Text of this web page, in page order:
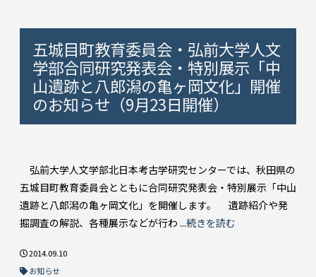
五城目町教育委員会・弘前大学人文
学部合同研究発表会・特別展示「中
山遺跡と八郎潟の亀ヶ岡文化」開催
のお知らせ（9月23日開催）
弘前大学人文学部北日本考古学研究センターでは、秋田県の
五城目町教育委員会とともに合同研究発表会・特別展示「中山
遺跡と八郎潟の亀ヶ岡文化」を開催します。 遺跡紹介や発
掘調査の解説、各種展示などが行わ ...続きを読む
2014.09.10
お知らせ